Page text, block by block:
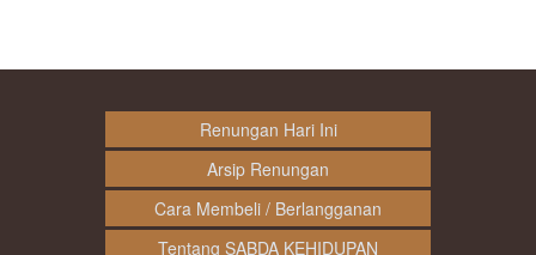
Renungan Hari Ini
Arsip Renungan
Cara Membeli / Berlangganan
Tentang SABDA KEHIDUPAN